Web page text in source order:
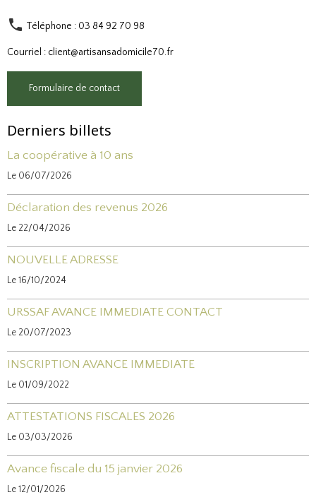
Téléphone : 03 84 92 70 98
Courriel : client@artisansadomicile70.fr
Formulaire de contact
Derniers billets
La coopérative à 10 ans
Le 06/07/2026
Déclaration des revenus 2026
Le 22/04/2026
NOUVELLE ADRESSE
Le 16/10/2024
URSSAF AVANCE IMMEDIATE CONTACT
Le 20/07/2023
INSCRIPTION AVANCE IMMEDIATE
Le 01/09/2022
ATTESTATIONS FISCALES 2026
Le 03/03/2026
Avance fiscale du 15 janvier 2026
Le 12/01/2026